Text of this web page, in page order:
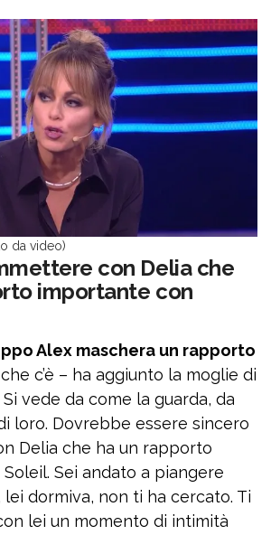
da video)
con Delia che
importante con
Alex maschera un rapporto
c’è – ha aggiunto la moglie di
vede da come la guarda, da
loro. Dovrebbe essere sincero
Delia che ha un rapporto
Sei andato a piangere
lei dormiva, non ti ha cercato. Ti
lei un momento di intimità